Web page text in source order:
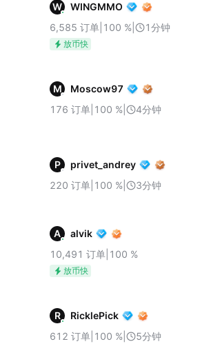
W
WINGMMO
6,585 订单 100 % 1分钟
放币快
M
Moscow97
176 订单 100 % 4分钟
P
privet_andrey
220 订单 100 % 3分钟
A
alvik
10,491 订单 100 %
放币快
R
RicklePick
612 订单 100 % 5分钟